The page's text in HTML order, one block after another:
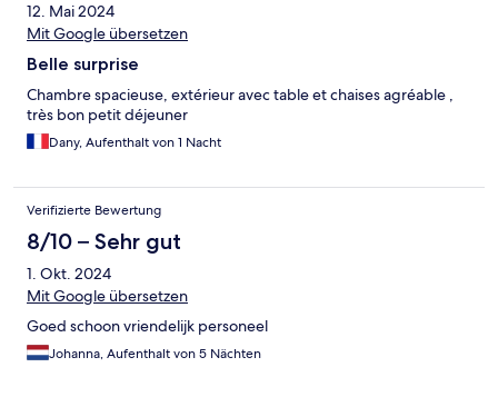
12. Mai 2024
Mit Google übersetzen
Belle surprise
Chambre spacieuse, extérieur avec table et chaises agréable ,
très bon petit déjeuner
Dany, Aufenthalt von 1 Nacht
Verifizierte Bewertung
8/10 – Sehr gut
1. Okt. 2024
Mit Google übersetzen
Goed schoon vriendelijk personeel
Johanna, Aufenthalt von 5 Nächten